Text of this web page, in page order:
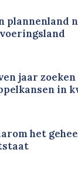
plannenland
jaar
in
het